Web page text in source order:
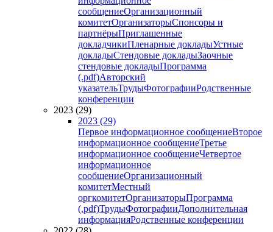
сообщениеОрганизационный
комитетОрганизаторыСпонсоры и
партнёрыПриглашенные
докладчикиПленарные докладыУстные
докладыСтендовые докладыЗаочные
стендовые докладыПрограмма
(.pdf)Авторский
указательТрудыФотографииРодственные
конференции
2023 (29)
2023 (29)
Первое информационное сообщениеВторое
информационное сообщениеТретье
информационное сообщениеЧетвертое
информационное
сообщениеОрганизационный
комитетМестный
оргкомитетОрганизаторыПрограмма
(.pdf)ТрудыФотографииДополнительная
информацияРодственные конференции